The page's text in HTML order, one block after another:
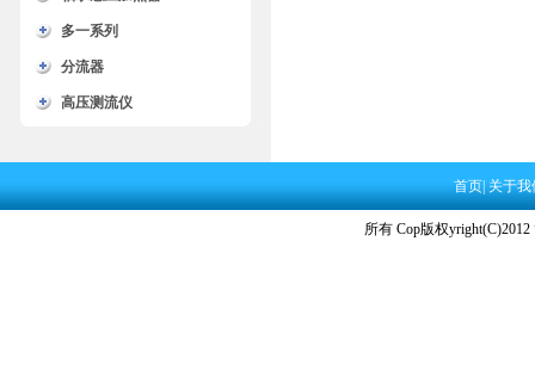
多一系列
分流器
高压测流仪
首页 关于
所有 Cop版权yright(C)2012